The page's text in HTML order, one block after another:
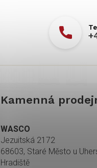
Kamenná
WASCO
Jezuitská 2172
68603, Staré Město u
Hradiště